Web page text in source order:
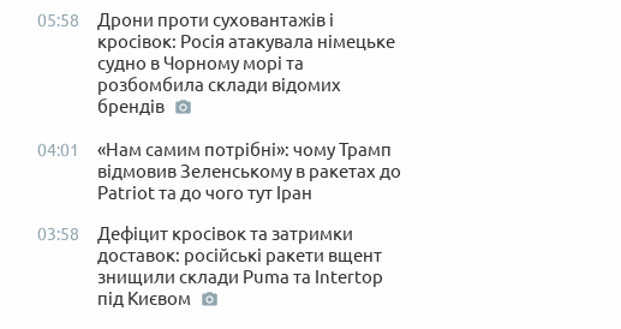
05:58
Дрони проти суховантажів і
кросівок: Росія атакувала німецьке
судно в Чорному морі та
розбомбила склади відомих
брендів
04:01
«Нам самим потрібні»: чому Трамп
відмовив Зеленському в ракетах до
Patriot та до чого тут Іран
03:58
Дефіцит кросівок та затримки
доставок: російські ракети вщент
знищили склади Puma та Intertop
під Києвом